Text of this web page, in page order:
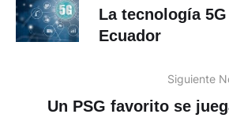
Noticia Anterior
La tecnología 5G
Siguiente